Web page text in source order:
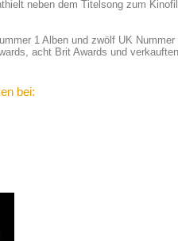
neben dem Titelsong zum
1 Alben und zwölf UK
acht Brit Awards und
bei: